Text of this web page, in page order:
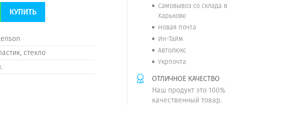
КУПИТЬ
стекло
Самовывоз со склада в
Харькове
Новая почта
Ин-Тайм
Автолюкс
Укрпочта
ОТЛИЧНОЕ КАЧЕСТВО
Наш продукт это 100%
качественный товар.